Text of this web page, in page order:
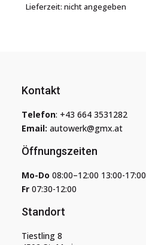
Lieferzeit: nicht angegeben
Kontakt
Telefon: +43 664 3531282
Email: autowerk@gmx.at
Öffnungszeiten
Mo-Do 08:00–12:00 13:00-17:00
Fr 07:30-12:00
Standort
Tiestling 8